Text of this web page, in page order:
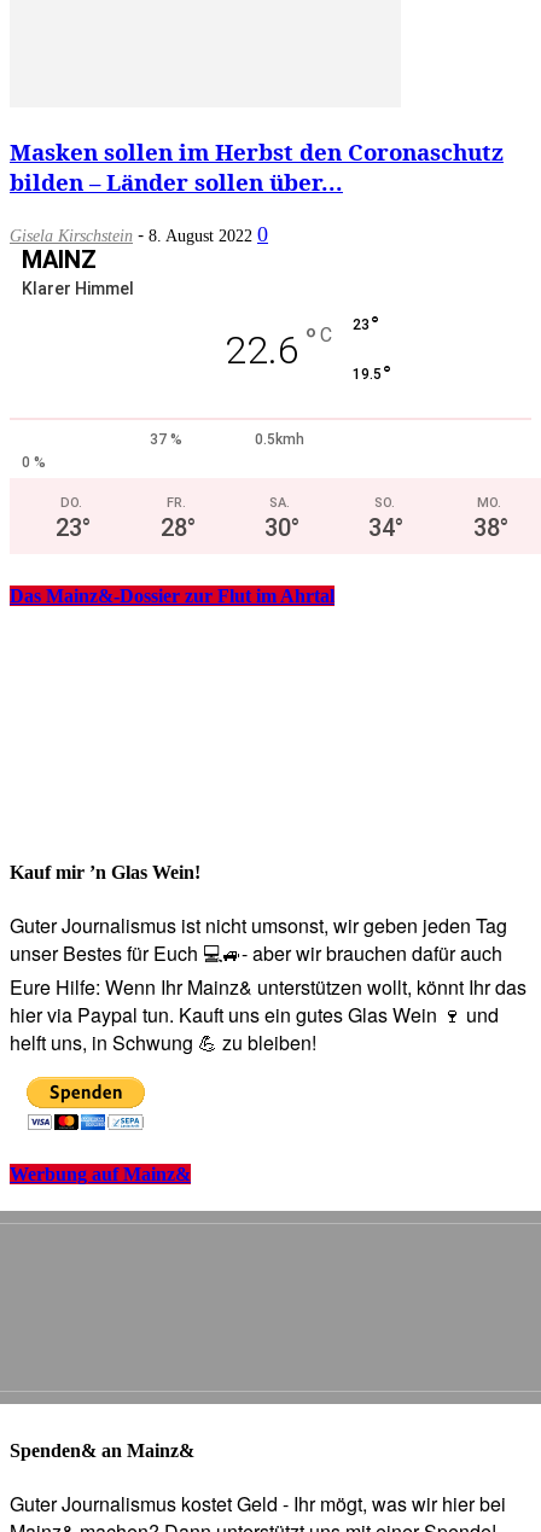
Masken sollen im Herbst den Coronaschutz
bilden – Länder sollen über...
Gisela Kirschstein - 8. August 2022 0
MAINZ
Klarer Himmel
22.6 ° C 23 °
19.5 °
37 %
0.5kmh
0 %
DO.
23°
FR.
28°
SA.
30°
SO.
34°
MO.
38°
Das Mainz&-Dossier zur Flut im Ahrtal
Kauf mir ’n Glas Wein!
Guter Journalismus ist nicht umsonst, wir geben jeden Tag
unser Bestes für Euch 💻🚙- aber wir brauchen dafür auch
Eure Hilfe: Wenn Ihr Mainz& unterstützen wollt, könnt Ihr das
hier via Paypal tun. Kauft uns ein gutes Glas Wein 🍷 und
helft uns, in Schwung 💪 zu bleiben!
Werbung auf Mainz&
Spenden& an Mainz&
Guter Journalismus kostet Geld - Ihr mögt, was wir hier bei